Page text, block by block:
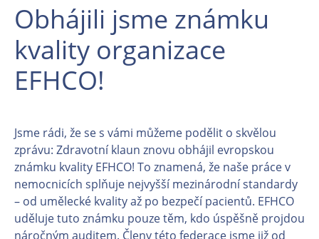
Obhájili jsme známku
kvality organizace
EFHCO!
Jsme rádi, že se s vámi můžeme podělit o skvělou
zprávu: Zdravotní klaun znovu obhájil evropskou
známku kvality EFHCO! To znamená, že naše práce v
nemocnicích splňuje nejvyšší mezinárodní standardy
– od umělecké kvality až po bezpečí pacientů. EFHCO
uděluje tuto známku pouze těm, kdo úspěšně projdou
náročným auditem. Členy této federace jsme již od